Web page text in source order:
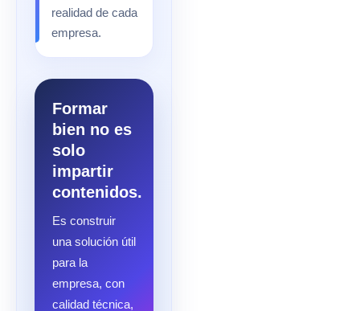
realidad de cada
empresa.
Formar
bien no es
solo
impartir
contenidos.
Es construir
una solución útil
para la
empresa, con
calidad técnica,